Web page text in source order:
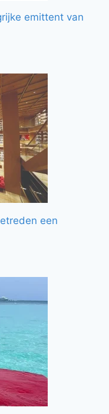
emittent van
een